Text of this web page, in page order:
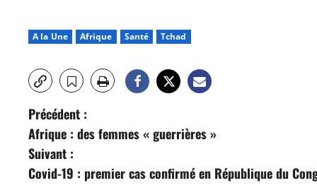
A la Une Afrique Santé Tchad
N
a
v
Précédent :
Afrique : des femmes « guerrières »
Suivant :
Covid-19 : premier cas confirmé en République du